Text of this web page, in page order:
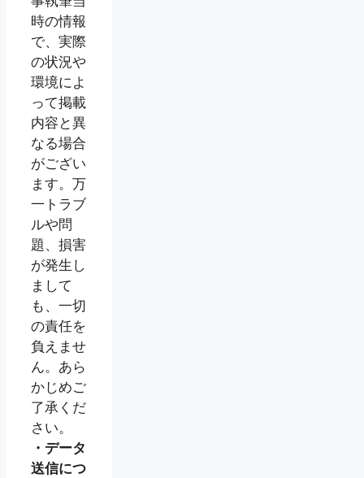
時の情報
で、実際
の状況や
環境によ
って掲載
内容と異
なる場合
がござい
ます。万
一トラブ
ルや問
題、損害
が発生し
まして
も、一切
の責任を
負えませ
ん。あら
かじめご
了承くだ
さい。
・データ
送信につ